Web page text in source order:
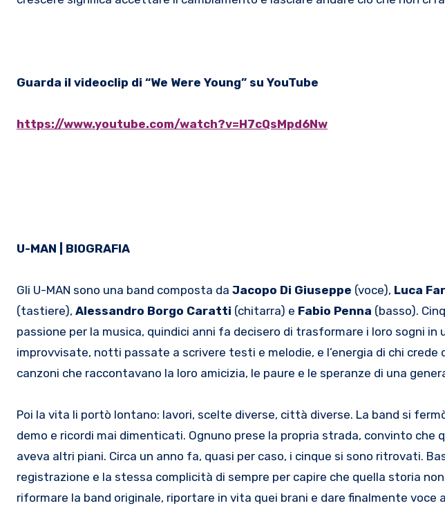
Guarda il videoclip di “We Were Young” su YouTube
https://www.youtube.com/watch?v=H7cQsMpd6Nw
U-MAN | BIOGRAFIA
Gli U-MAN sono una band composta da Jacopo Di Giuseppe (voce), Luca
(tastiere), Alessandro Borgo Caratti (chitarra) e Fabio Penna (basso).
passione per la musica, quindici anni fa decisero di trasformare i loro sogni in
improvvisate, notti passate a scrivere testi e melodie, e l’energia di chi crede
canzoni che raccontavano la loro amicizia, le paure e le speranze di una
Poi la vita li portò lontano: lavori, scelte diverse, città diverse. La band si
demo e ricordi mai dimenticati. Ognuno prese la propria strada, convinto che
aveva altri piani. Circa un anno fa, quasi per caso, i cinque si sono ritrovati.
registrazione e la stessa complicità di sempre per capire che quella storia
riformare la band originale, riportare in vita quei brani e dare finalmente